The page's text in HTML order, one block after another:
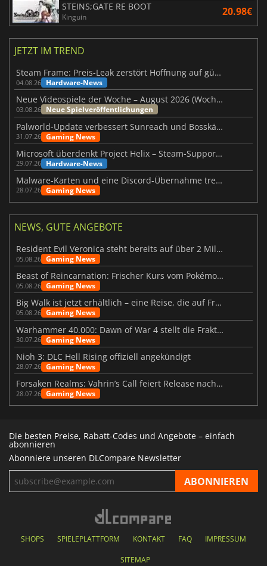
STEINS;GATE RE BOOT
Kinguin 20.98€
JETZT IM TREND
Steam Frame: Preis-Leak zerstört Hoffnung auf günstiges VR-Headset
04.08.26 Hardware-News
Neue Videospiele der Woche – August 2026 (Woche 32)
03.08.26 Neue Spielveröffentlichungen
Palworld-Update verbessert Sunreach und Bosskämpfe deutlich
31.07.26 Gaming News
Microsoft überdenkt Project Helix – Steam-Support gefährdet
29.07.26 Hardware-News
Malware-Karten und eine Discord-Übernahme treffen Meccha Chameleon
28.07.26 Gaming News
NEWS, GUTE ANGEBOTE
Resident Evil Veronica steht bereits auf über 2 Millionen Wunschlisten
05.08.26 Gaming News
Beast of Reincarnation: Frischer Kurs vom Pokémon-Studio
05.08.26 Gaming News
Big Walk ist jetzt erhältlich – eine Reise, die auf Freundschaft basiert
05.08.26 Gaming News
Warhammer 40.000: Dawn of War 4 stellt die Fraktion der Necrons vor
30.07.26 Gaming News
Nioh 3: DLC Hell Rising offiziell angekündigt
28.07.26 Gaming News
Forsaken Realms: Vahrin’s Call feiert Release nach 10 Jahren
28.07.26 Gaming News
Die besten Preise, Rabatt-Codes und Angebote – einfach
abonnieren
Abonniere unseren DLCompare Newsletter
SHOPS SPIELEPLATTFORM KONTAKT FAQ IMPRESSUM
SITEMAP